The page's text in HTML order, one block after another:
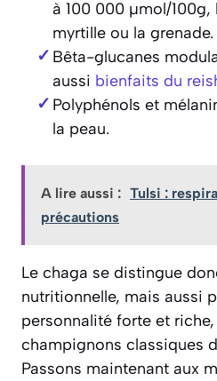
à 100 000 µmol/
myrtille ou la grenade.
Bêta-glucanes
aussi bienfaits du
Polyphénols et
la peau.
A lire aussi : Tulsi :
précautions
Le chaga se distingue
nutritionnelle, mais aussi
personnalité forte et
champignons classiques
Passons maintenant aux